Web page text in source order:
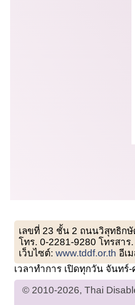
เลขที่ 23 ชั้น 2 ถนนวิสุทธิก
โทร. 0-2281-9280 โทรสาร
เว็บไซต์:www.tddf.or.th อีเ
เวลาทำการ เปิดทุกวัน จันทร์
© 2010-2026, Thai